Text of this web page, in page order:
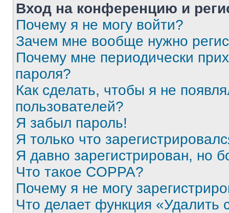
Вход на конференцию и
Почему я не могу войти?
Зачем мне вообще нужно
Почему мне периодически
пароля?
Как сделать, чтобы я не
пользователей?
Я забыл пароль!
Я только что
Я давно зарегистрирован, но
Что такое COPPA?
Почему я не могу
Что делает функция «Удалить